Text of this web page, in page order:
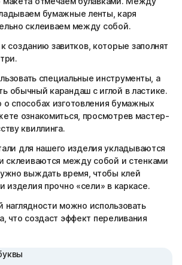
бумажные ленты, каря
склеиваем между собой.
созданию завитков, которые заполнят
специальные инструменты, а
обычный карандаш с иглой в ластике.
способах изготовления бумажных
ознакомиться, просмотрев мастер-
квиллинга.
для нашего изделия укладываются
склеиваются между собой и стенками
выждать время, чтобы клей
изделия прочно «сели» в каркасе.
наглядности можно использовать
что создаст эффект переливания